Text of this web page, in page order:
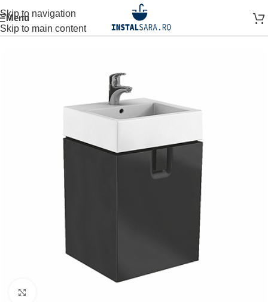
Skip to navigation
Skip to main content
Menu
Prima pagină MOBILIER BAIE